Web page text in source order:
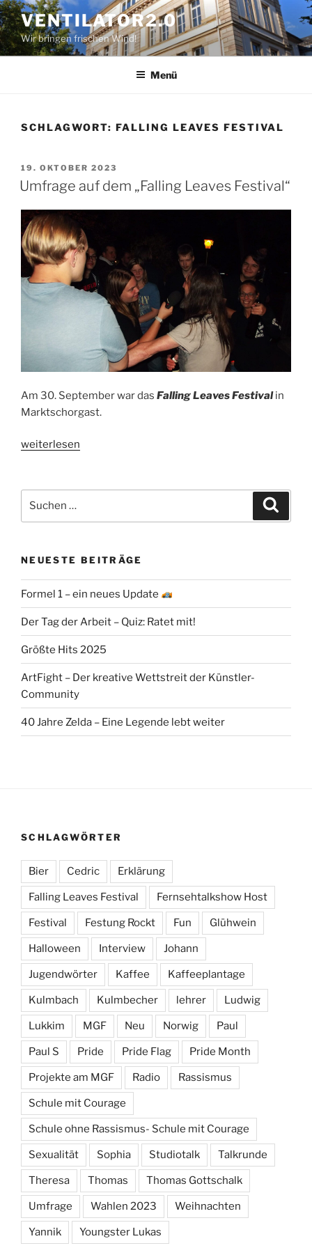
Zum
Inhalt
springen
VENTILATOR2.0
Wir bringen frischen Wind!
Menü
SCHLAGWORT: FALLING LEAVES FESTIVAL
VERÖFFENTLICHT
AM
19. OKTOBER 2023
Umfrage auf dem „Falling Leaves Festival“
Am 30. September war das Falling Leaves Festivalin
Marktschorgast.
„Umfrage
„Falling
Leaves
weiterlesen
nach:
NEUESTE BEITRÄGE
Formel 1 – ein neues Update
Der Tag der Arbeit – Quiz: Ratet mit!
Größte Hits 2025
ArtFight – Der kreative Wettstreit der Künstler-
Community
40 Jahre Zelda – Eine Legende lebt weiter
SCHLAGWÖRTER
Bier Cedric Erklärung
Falling Leaves Festival Fernsehtalkshow Host
Festival Festung Rockt Fun Glühwein
Halloween Interview Johann
Jugendwörter Kaffee Kaffeeplantage
Kulmbach Kulmbecher lehrer Ludwig
Lukkim MGF Neu Norwig Paul
Paul S Pride Pride Flag Pride Month
Projekte am MGF Radio Rassismus
Schule mit Courage
Schule ohne Rassismus- Schule mit Courage
Sexualität Sophia Studiotalk Talkrunde
Theresa Thomas Thomas Gottschalk
Umfrage Wahlen 2023 Weihnachten
Yannik Youngster Lukas